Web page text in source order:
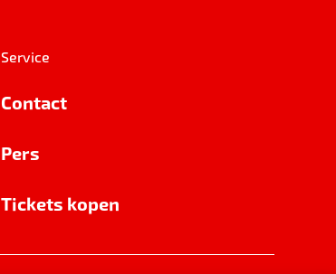
Service
Contact
Pers
Tickets kopen